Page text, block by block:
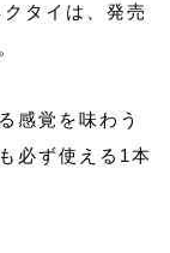
タイは、発売
感覚を味わう
必ず使える1本